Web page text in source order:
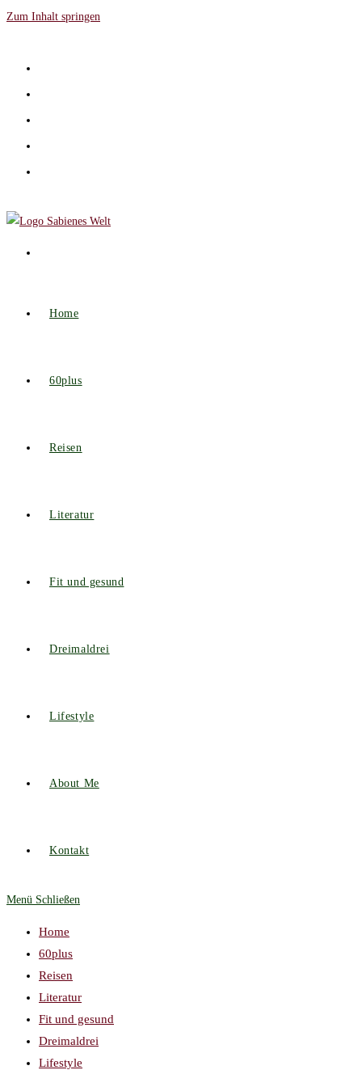
Zum Inhalt springen
Home
60plus
Reisen
Literatur
Fit und gesund
Dreimaldrei
Lifestyle
About Me
Kontakt
Menü Schließen
Home
60plus
Reisen
Literatur
Fit und gesund
Dreimaldrei
Lifestyle